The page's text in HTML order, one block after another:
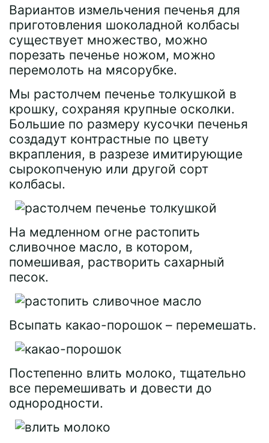
Вариантов измельчения печенья для
приготовления шоколадной колбасы
существует множество, можно
порезать печенье ножом, можно
перемолоть на мясорубке.
Мы растолчем печенье толкушкой в
крошку, сохраняя крупные осколки.
Большие по размеру кусочки печенья
создадут контрастные по цвету
вкрапления, в разрезе имитирующие
сырокопченую или другой сорт
колбасы.
На медленном огне растопить
сливочное масло, в котором,
помешивая, растворить сахарный
песок.
Всыпать какао-порошок – перемешать.
Постепенно влить молоко, тщательно
все перемешивать и довести до
однородности.